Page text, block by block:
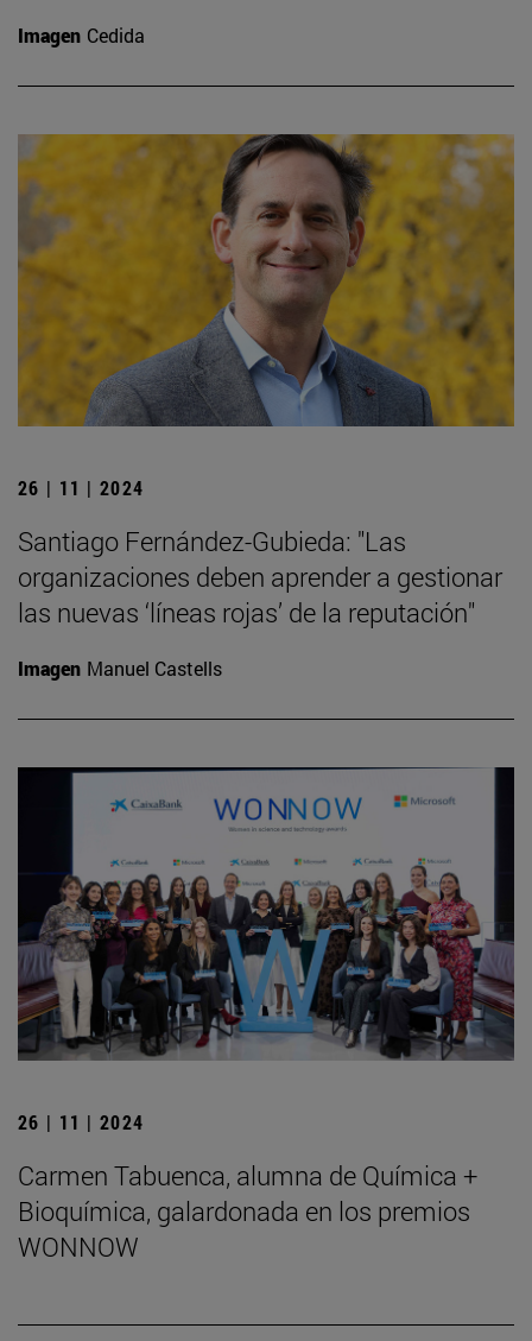
Imagen Cedida
26 | 11 | 2024
Santiago Fernández-Gubieda: "Las
organizaciones deben aprender a gestionar
las nuevas ‘líneas rojas’ de la reputación"
Imagen Manuel Castells
26 | 11 | 2024
Carmen Tabuenca, alumna de Química +
Bioquímica, galardonada en los premios
WONNOW